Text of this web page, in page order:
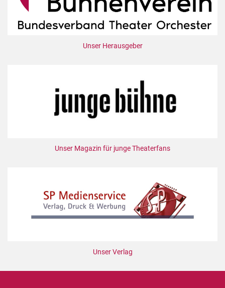
Unser Herausgeber
Unser Magazin für junge Theaterfans
Unser Verlag